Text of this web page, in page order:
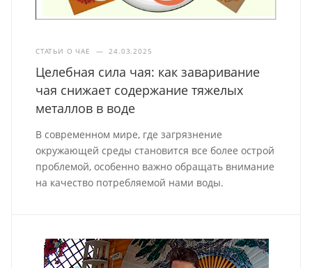
СТАТЬИ О ЧАЕ — 24.03.2025
Целебная сила чая: как заваривание
чая снижает содержание тяжелых
металлов в воде
В современном мире, где загрязнение
окружающей среды становится все более острой
проблемой, особенно важно обращать внимание
на качество потребляемой нами воды.